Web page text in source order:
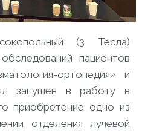
(3 Тесла)
пациентов
ортопедия» и
запущен в работу в
приобретение одно из
отделения лучевой